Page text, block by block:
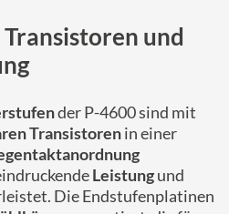
und
der P-4600 sind mit
Transistorenin einer
Leistungund
Die Endstufenplatinen